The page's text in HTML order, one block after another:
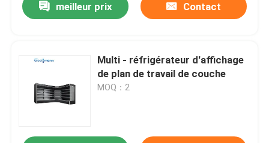
meilleur prix Contact
Multi - réfrigérateur d'affichage
de plan de travail de couche
MOQ：2